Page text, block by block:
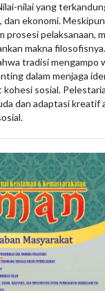
nilai yang
dan ekonomi.
prosesi pelaksanaan,
makna
tradisi mengampo
dalam menjaga
sosial.
dan adaptasi kreatif